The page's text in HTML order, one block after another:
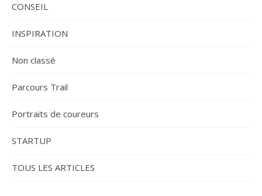
CONSEIL
INSPIRATION
Non classé
Parcours Trail
Portraits de coureurs
STARTUP
TOUS LES ARTICLES